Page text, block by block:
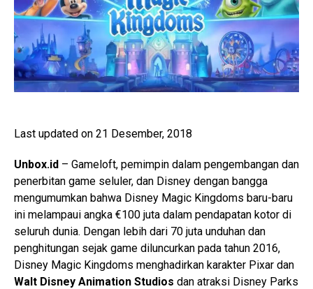
Last updated on 21 Desember, 2018
Unbox.id – Gameloft, pemimpin dalam pengembangan dan
penerbitan game seluler, dan Disney dengan bangga
mengumumkan bahwa Disney Magic Kingdoms baru-baru
ini melampaui angka €100 juta dalam pendapatan kotor di
seluruh dunia. Dengan lebih dari 70 juta unduhan dan
penghitungan sejak game diluncurkan pada tahun 2016,
Disney Magic Kingdoms menghadirkan karakter Pixar dan
Walt Disney Animation Studios dan atraksi Disney Parks